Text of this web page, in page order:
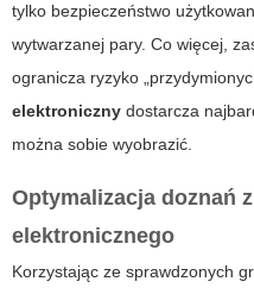
tylko bezpieczeństwo
wytwarzanej pary. Co więcej,
ogranicza ryzyko
elektroniczny dostarcza
można sobie wyobrazić.
Optymalizacja doznań
elektronicznego
Korzystając ze sprawdzonych